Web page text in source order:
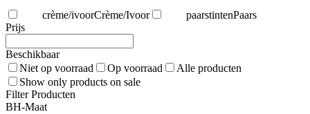
crème/ivoorCrème/Ivoor paarstintenPaars
Prijs
Beschikbaar
Niet op voorraad
Op voorraad
Alle producten
Show only products on sale
Filter Producten
BH-Maat